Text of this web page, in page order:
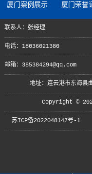
厦门案例展示 厦门荣誉
联系人：张经理
电话：18036021380
邮箱：385384294@qq.com
地址：连云港市东海县
Copyright ©
苏ICP备2022048147号-1